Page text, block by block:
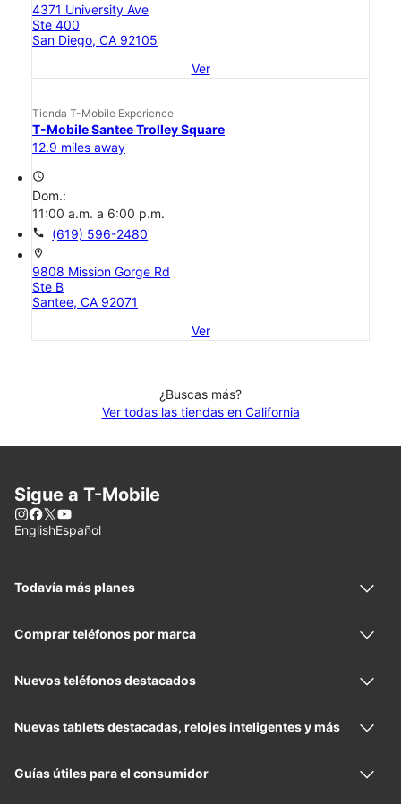
4371 University Ave
Ste 400
San Diego, CA 92105
Ver
Tienda T-Mobile Experience
T-Mobile Santee Trolley Square
12.9 miles away
access_time
Dom.:
11:00 a.m. a 6:00 p.m.
call (619) 596-2480
location_on
9808 Mission Gorge Rd
Ste B
Santee, CA 92071
Ver
¿Buscas más?
Ver todas las tiendas en California